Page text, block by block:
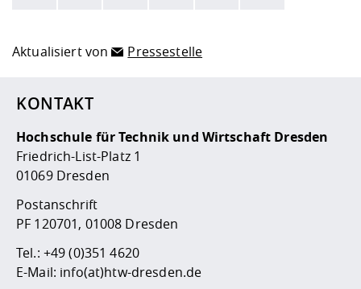
Aktualisiert von Pressestelle
KONTAKT
Hochschule für Technik und Wirtschaft Dresden
Friedrich-List-Platz 1
01069 Dresden
Postanschrift
PF 120701, 01008 Dresden
Tel.: +49 (0)351 4620
E-Mail: info(at)htw-dresden.de